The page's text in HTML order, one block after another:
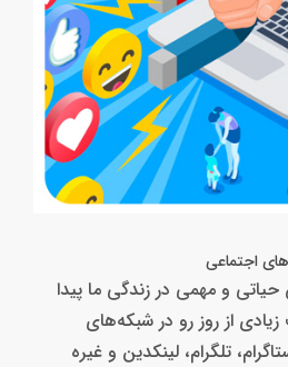
اجتماعی
و مهمی در زندگی ما پیدا
زیادی از روز رو در شبکه‌های
تلگرام، لینکدین و غیره